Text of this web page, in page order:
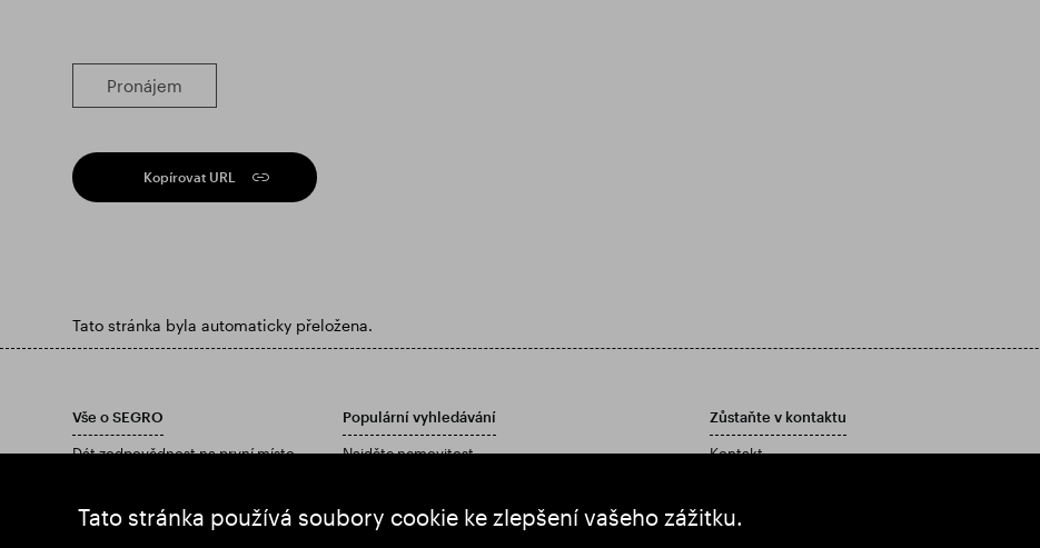
Tato stránka používá soubory cookie ke zlepšení vašeho zážitku.
Pronájem
Kopírovat URL
Tato stránka byla automaticky přeložena.
Vše o SEGRO
Dát zodpovědnost na první místo
Postřehy
Populární vyhledávání
Najděte nemovitost
Stáhněte si naši výroční zprávu a účetní závěrku
Zůstaňte v kontaktu
Kontakt